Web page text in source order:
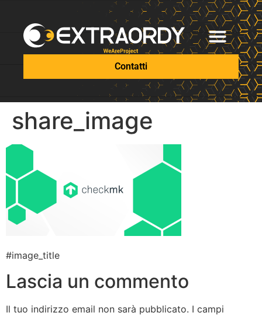
Contatti
share_image
#image_title
Lascia un commento
Il tuo indirizzo email non sarà pubblicato. I campi